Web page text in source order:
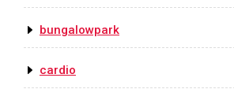
bungalowpark
cardio